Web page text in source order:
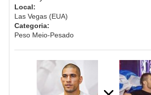
Local:
Las Vegas (EUA)
Categoria:
Peso Meio-Pesado